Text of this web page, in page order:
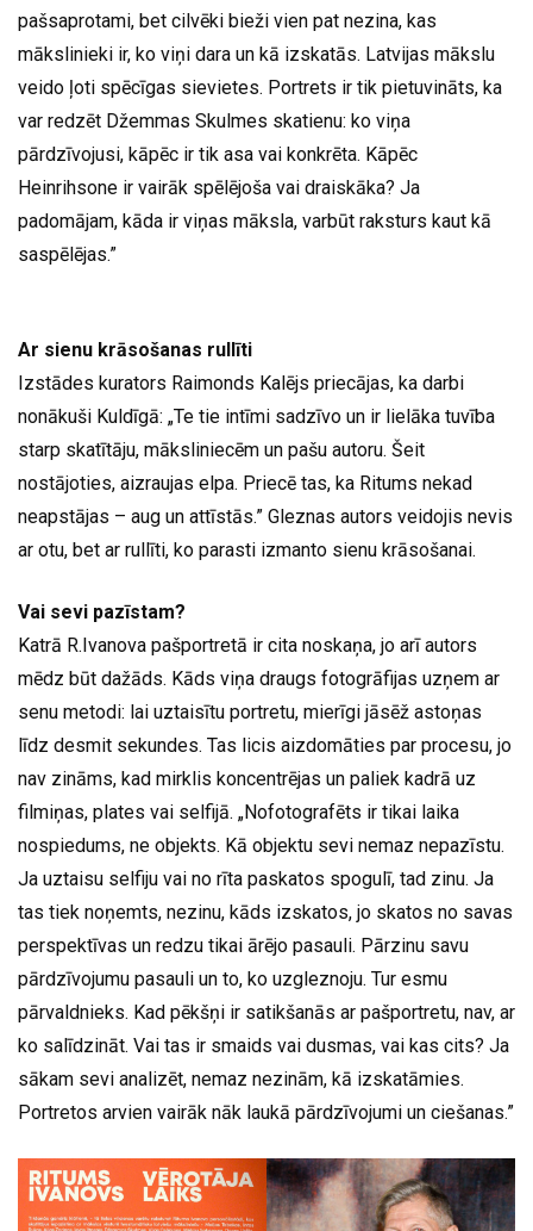
pašsaprotami, bet cilvēki bieži vien pat nezina, kas
mākslinieki ir, ko viņi dara un kā izskatās. Latvijas mākslu
veido ļoti spēcīgas sievietes. Portrets ir tik pietuvināts, ka
var redzēt Džemmas Skulmes skatienu: ko viņa
pārdzīvojusi, kāpēc ir tik asa vai konkrēta. Kāpēc
Heinrihsone ir vairāk spēlējoša vai draiskāka? Ja
padomājam, kāda ir viņas māksla, varbūt raksturs kaut kā
saspēlējas.”
Ar sienu krāsošanas rullīti
Izstādes kurators Raimonds Kalējs priecājas, ka darbi
nonākuši Kuldīgā: „Te tie intīmi sadzīvo un ir lielāka tuvība
starp skatītāju, māksliniecēm un pašu autoru. Šeit
nostājoties, aizraujas elpa. Priecē tas, ka Ritums nekad
neapstājas – aug un attīstās.” Gleznas autors veidojis nevis
ar otu, bet ar rullīti, ko parasti izmanto sienu krāsošanai.
Vai sevi pazīstam?
Katrā R.Ivanova pašportretā ir cita noskaņa, jo arī autors
mēdz būt dažāds. Kāds viņa draugs fotogrāfijas uzņem ar
senu metodi: lai uztaisītu portretu, mierīgi jāsēž astoņas
līdz desmit sekundes. Tas licis aizdomāties par procesu, jo
nav zināms, kad mirklis koncentrējas un paliek kadrā uz
filmiņas, plates vai selfijā. „Nofotografēts ir tikai laika
nospiedums, ne objekts. Kā objektu sevi nemaz nepazīstu.
Ja uztaisu selfiju vai no rīta paskatos spogulī, tad zinu. Ja
tas tiek noņemts, nezinu, kāds izskatos, jo skatos no savas
perspektīvas un redzu tikai ārējo pasauli. Pārzinu savu
pārdzīvojumu pasauli un to, ko uzgleznoju. Tur esmu
pārvaldnieks. Kad pēkšņi ir satikšanās ar pašportretu, nav, ar
ko salīdzināt. Vai tas ir smaids vai dusmas, vai kas cits? Ja
sākam sevi analizēt, nemaz nezinām, kā izskatāmies.
Portretos arvien vairāk nāk laukā pārdzīvojumi un ciešanas.”